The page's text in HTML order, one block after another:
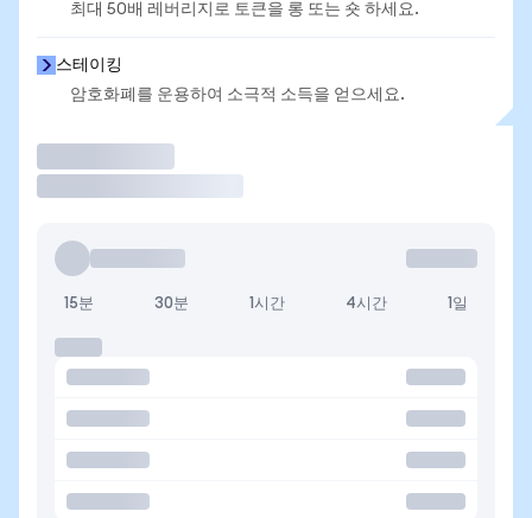
최대 50배 레버리지로 토큰을 롱 또는 숏 하세요.
스테이킹
암호화폐를 운용하여 소극적 소득을 얻으세요.
15분 30분 1시간 4시간 1일